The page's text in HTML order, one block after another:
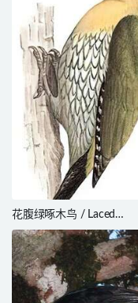
caeruleogularis
花腹绿啄木鸟 / Laced
Woodpecker / Picus